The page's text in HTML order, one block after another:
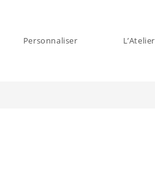
Personnaliser L’Atelier